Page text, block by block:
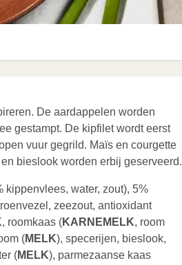
De aardappelen worden
gestampt. De kipfilet wordt eerst
vuur gegrild. Maïs en courgette
bieslook worden erbij geserveerd.
kippenvlees, water, zout), 5%
zeezout, antioxidant
, roomkaas (KARNEMELK, room
(MELK), specerijen, bieslook,
(MELK), parmezaanse kaas